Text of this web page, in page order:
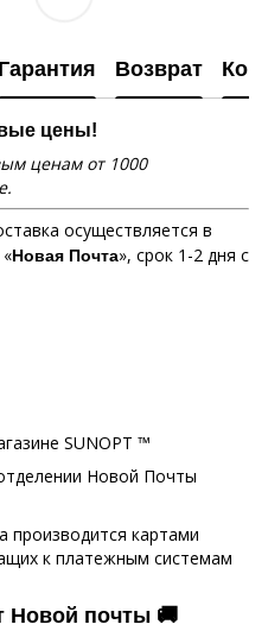
Гарантия Возврат
цены!
ценам от 1000
осуществляется в
Новая Почта», срок 1-2 дня с
SUNOPT ™
Новой Почты
производится картами
к платежным системам
Новой почты 🚚